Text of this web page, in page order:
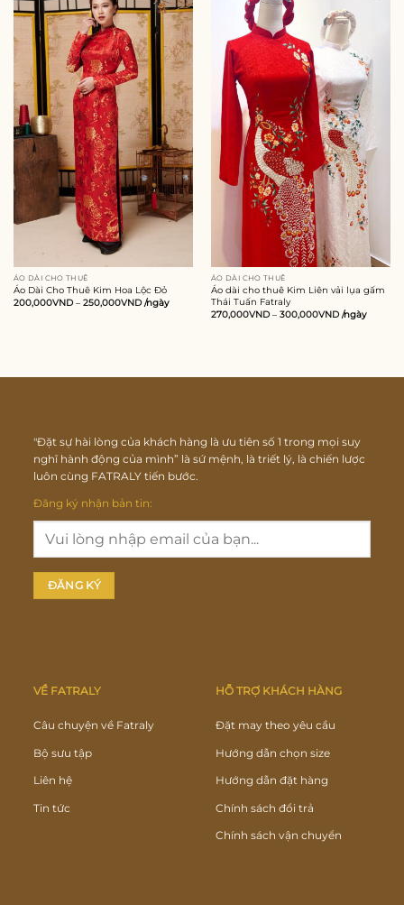
Add to
wishlist
ÁO DÀI CHO THUÊ
Áo Dài Cho Thuê Kim Hoa Lộc Đỏ
200,000VND– 250,000VND /ngày
wishlist
ÁO DÀI CHO THUÊ
Áo dài cho thuê Kim Liên vải lụa gấm
Thái Tuấn Fatraly
270,000VND– 300,000VND /ngày
"Đặt sự hài lòng của khách hàng là ưu tiên số 1 trong mọi suy
nghĩ hành động của mình” là sứ mệnh, là triết lý, là chiến lược
luôn cùng FATRALY tiến bước.
Đăng ký nhận bản tin:
VỀ FATRALY
Câu chuyện về Fatraly
Bộ sưu tập
Liên hệ
Tin tức
HỖ TRỢ KHÁCH HÀNG
Đặt may theo yêu cầu
Hướng dẫn chọn size
Hướng dẫn đặt hàng
Chính sách đổi trả
Chính sách vận chuyển